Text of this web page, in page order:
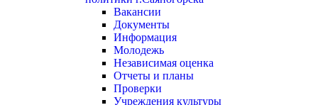
Вакансии
Документы
Информация
Молодежь
Независимая оценка
Отчеты и планы
Проверки
Учреждения культуры